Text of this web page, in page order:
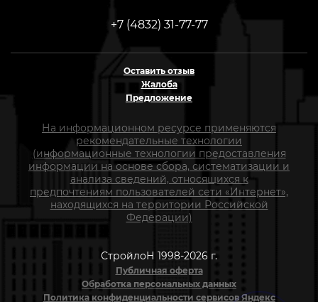
+7 (4832) 31-77-77
Оставить отзыв
Жалоба
Предложение
На информационном ресурсе применяются
рекомендательные технологии
(информационные технологии предоставления
информации на основе сбора, систематизации и
анализа сведений, относящихся к
предпочтениям пользователей сети «Интернет»,
находящихся на территории Российской
Федерации)
СтройлоН 1998-2026 г.
Публичная оферта
Обработка персональных данных
Политика конфиденциальности сервисов Яндекс